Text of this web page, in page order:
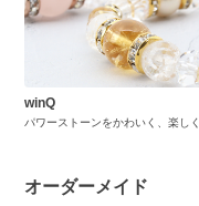
winQ
パワーストーンをかわいく、楽しく
オーダーメイド